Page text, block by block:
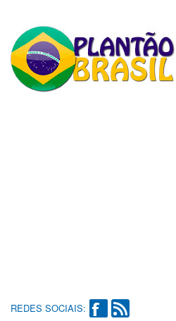
REDES SOCIAIS: